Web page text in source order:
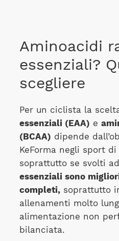
Aminoacidi
essenziali?
scegliere
Per un ciclista la
essenziali (EAA) e
(BCAA) dipende
KeForma negli sport
soprattutto se svolti
essenziali sono
completi,soprattutto
allenamenti molto
alimentazione non
bilanciata.